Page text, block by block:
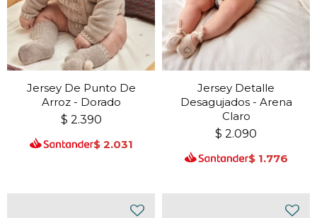
Jersey De Punto De
Arroz - Dorado
$ 2.390
$ 2.031
Jersey Detalle
Desagujados - Arena
Claro
$ 2.090
$ 1.776